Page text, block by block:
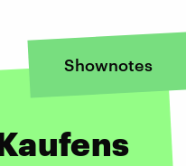
Shownotes